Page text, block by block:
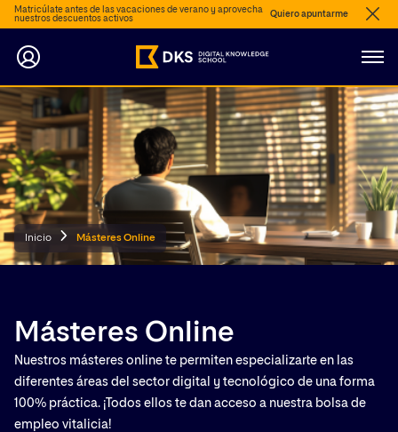
Matricúlate antes de las vacaciones de verano y aprovecha
nuestros descuentos activos
Quiero apuntarme
Inicio Másteres Online
Másteres Online
Nuestros másteres online te permiten especializarte en las
diferentes áreas del sector digital y tecnológico de una forma
100% práctica. ¡Todos ellos te dan acceso a nuestra bolsa de
empleo vitalicia!